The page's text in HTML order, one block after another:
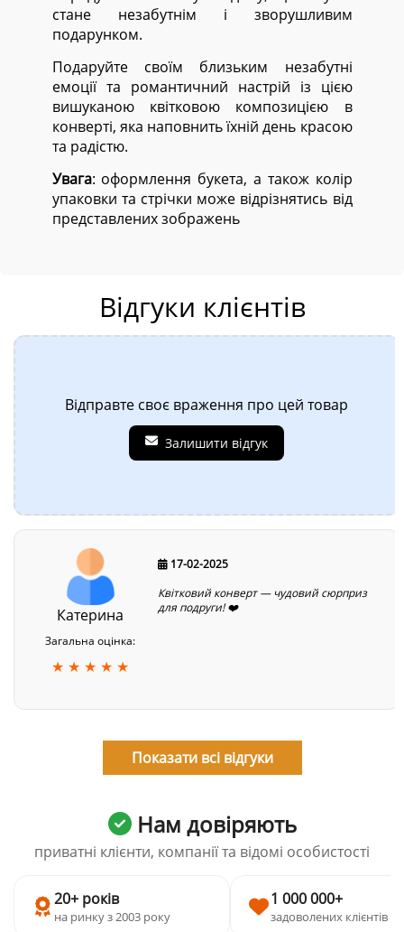
стане незабутнім і зворушливим
подарунком.
Подаруйте своїм близьким незабутні
емоції та романтичний настрій із цією
вишуканою квітковою композицією в
конверті, яка наповнить їхній день красою
та радістю.
Увага: оформлення букета, а також колір
упаковки та стрічки може відрізнятись від
представлених зображень
Відгуки клієнтів
Відправте своє враження про цей товар
Залишити відгук
Катерина
Загальна оцінка:
★ ★ ★ ★ ★
17-02-2025
Квітковий конверт — чудовий сюрприз
для подруги! ❤️
Показати всі відгуки
Нам довіряють
приватні клієнти, компанії та відомі особистості
20+ років
на ринку з 2003 року
1 000 000+
задоволених клієнтів